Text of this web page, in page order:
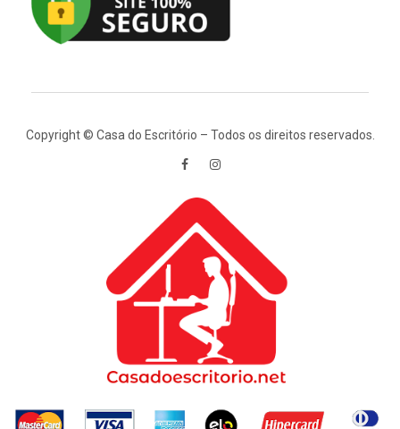
Copyright © Casa do Escritório – Todos os direitos reservados.